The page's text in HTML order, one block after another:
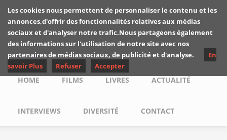
Skip to main content
Les critiques de
Yuyine
Main menu
HOME FILMS LIVRES ACTUALITÉ
INTERVIEWS DIVERSITÉ CONTACT
Les cookies nous permettent de personnaliser le contenu et les
annonces,d'offrir des fonctionnalités relatives aux médias
sociaux et d'analyser notre trafic.Nous partageons également
des informations sur l'utilisation de notre site avec nos
partenaires de médias sociaux, de publicité et d'analyse.
En
savoir Plus
Refuser Accepter